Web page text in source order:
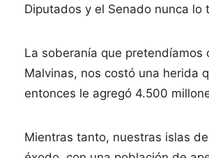
Diputados y el Senado nunca lo
La soberanía que pretendíamos
Malvinas, nos costó una herida
entonces le agregó 4.500
Mientras tanto, nuestras islas